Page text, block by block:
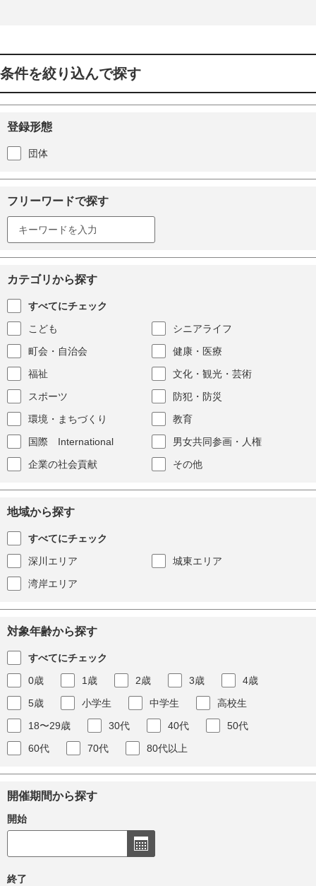
条件を絞り込んで探す
登録形態
団体
フリーワードで探す
カテゴリから探す
すべてにチェック
こども
シニアライフ
町会・自治会
健康・医療
福祉
文化・観光・芸術
スポーツ
防犯・防災
環境・まちづくり
教育
国際 International
男女共同参画・人権
企業の社会貢献
その他
地域から探す
すべてにチェック
深川エリア
城東エリア
湾岸エリア
対象年齢から探す
すべてにチェック
0歳
1歳 2歳 3歳
4歳
5歳
小学生 中学生
高校生
18〜29歳
30代 40代
50代
60代
70代 80代以上
開催期間から探す
開始
終了